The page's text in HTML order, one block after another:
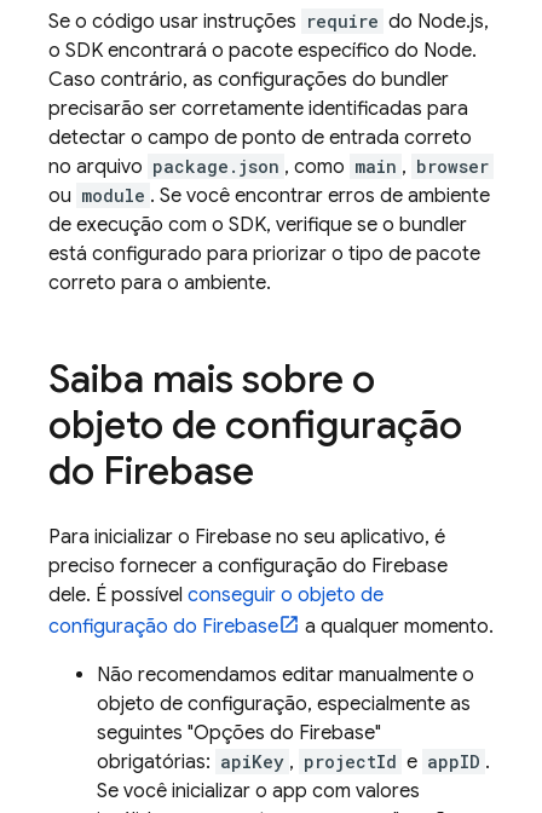
Se o código usar instruções require do Node.js,
o SDK encontrará o pacote específico do Node.
Caso contrário, as configurações do bundler
precisarão ser corretamente identificadas para
detectar o campo de ponto de entrada correto
no arquivo package.json , como main , browser
ou module . Se você encontrar erros de ambiente
de execução com o SDK, verifique se o bundler
está configurado para priorizar o tipo de pacote
correto para o ambiente.
Saiba mais sobre o
objeto de configuração
do Firebase
Para inicializar o Firebase no seu aplicativo, é
preciso fornecer a configuração do Firebase
dele. É possível conseguir o objeto de
configuração do Firebase
a qualquer momento.
Não recomendamos editar manualmente o
objeto de configuração, especialmente as
seguintes "Opções do Firebase"
obrigatórias: apiKey , projectId e appID .
Se você inicializar o app com valores